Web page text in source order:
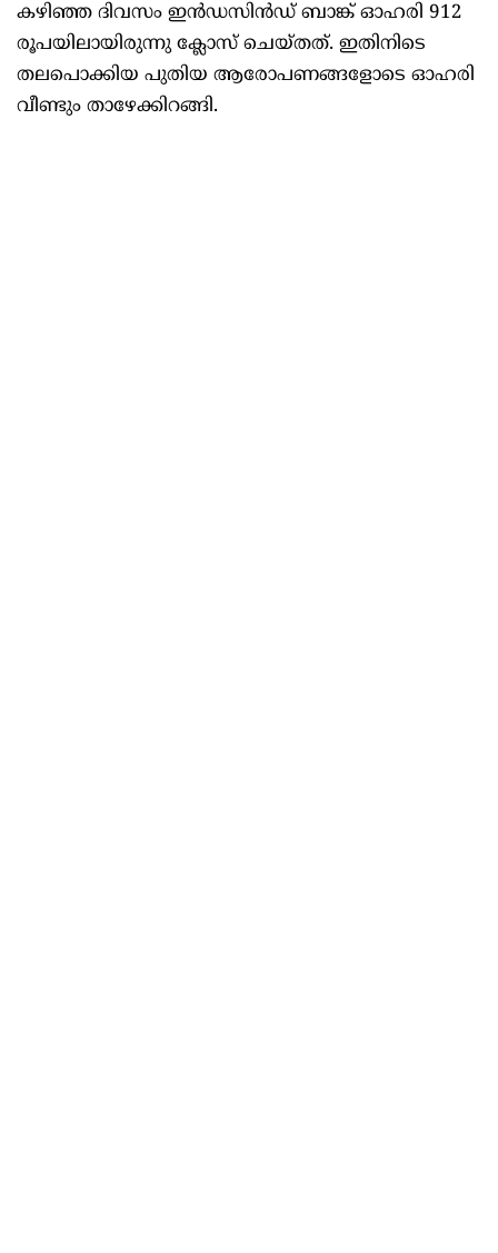
കഴിഞ്ഞ ദിവസം ഇൻഡസിൻഡ് ബാങ്ക് ഓഹരി 912
രൂപയിലായിരുന്നു ക്ലോസ് ചെയ്തത്. ഇതിനിടെ
തലപൊക്കിയ പുതിയ ആരോപണങ്ങളോടെ ഓഹരി
വീണ്ടും താഴേക്കിറങ്ങി.